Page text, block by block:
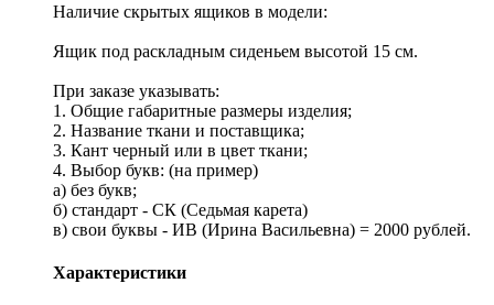
Наличие скрытых ящиков в модели:
Ящик под раскладным сиденьем высотой 15 см.
При заказе указывать:
1. Общие габаритные размеры изделия;
2. Название ткани и поставщика;
3. Кант черный или в цвет ткани;
4. Выбор букв: (на пример)
а) без букв;
б) стандарт - СК (Седьмая карета)
в) свои буквы - ИВ (Ирина Васильевна) = 2000 рублей.
Характеристики